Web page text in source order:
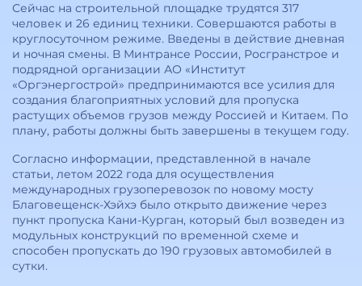
Сейчас на строительной площадке трудятся 317
человек и 26 единиц техники. Совершаются работы в
круглосуточном режиме. Введены в действие дневная
и ночная смены. В Минтрансе России, Росгранстрое и
подрядной организации АО «Институт
«Оргэнергострой» предпринимаются все усилия для
создания благоприятных условий для пропуска
растущих объемов грузов между Россией и Китаем. По
плану, работы должны быть завершены в текущем году.
Согласно информации, представленной в начале
статьи, летом 2022 года для осуществления
международных грузоперевозок по новому мосту
Благовещенск-Хэйхэ было открыто движение через
пункт пропуска Кани-Курган, который был возведен из
модульных конструкций по временной схеме и
способен пропускать до 190 грузовых автомобилей в
сутки.